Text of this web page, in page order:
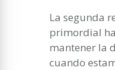
La segunda
primordial
mantener la
cuando